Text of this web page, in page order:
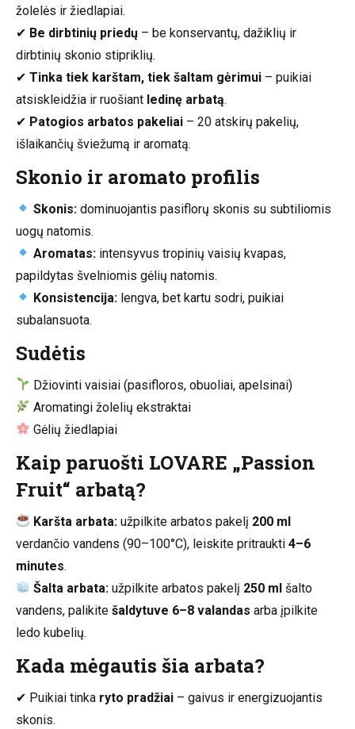
žolelės ir žiedlapiai.
✔ Be dirbtinių priedų – be konservantų, dažiklių ir
dirbtinių skonio stipriklių.
✔ Tinka tiek karštam, tiek šaltam gėrimui – puikiai
atsiskleidžia ir ruošiant ledinę arbatą.
✔ Patogios arbatos pakeliai – 20 atskirų pakelių,
išlaikančių šviežumą ir aromatą.
Skonio ir aromato profilis
Skonis: dominuojantis pasiflorų skonis su subtiliomis
uogų natomis.
Aromatas: intensyvus tropinių vaisių kvapas,
papildytas švelniomis gėlių natomis.
Konsistencija: lengva, bet kartu sodri, puikiai
subalansuota.
Sudėtis
Džiovinti vaisiai (pasifloros, obuoliai, apelsinai)
Aromatingi žolelių ekstraktai
Gėlių žiedlapiai
Kaip paruošti LOVARE „Passion
Fruit“ arbatą?
Karšta arbata: užpilkite arbatos pakelį 200 ml
verdančio vandens (90–100°C), leiskite pritraukti 4–6
minutes.
Šalta arbata: užpilkite arbatos pakelį 250 ml šalto
vandens, palikite šaldytuve 6–8 valandas arba įpilkite
ledo kubelių.
Kada mėgautis šia arbata?
✔ Puikiai tinka ryto pradžiai – gaivus ir energizuojantis
skonis.